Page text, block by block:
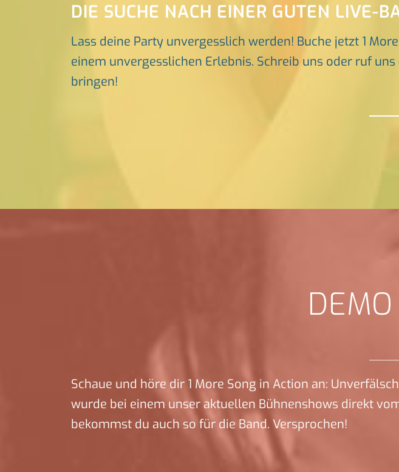
DIE SUCHE NACH EINER GUTEN LIVE-
Lass deine Party unvergesslich werden! Buche jetzt 1
einem unvergesslichen Erlebnis. Schreib uns oder ruf
bringen!
Schaue und höre dir 1 More Song in Action an:
wurde bei einem unser aktuellen Bühnenshows direkt
bekommst du auch so für die Band. Versprochen!